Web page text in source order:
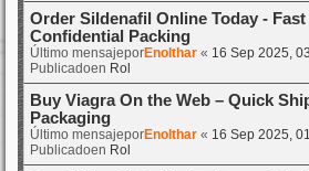
Order Sildenafil Online Today - Fast
Confidential Packing
Último mensajeporEnolthar « 16 Sep 2025,
Publicadoen Rol
Buy Viagra On the Web – Quick
Packaging
Último mensajeporEnolthar « 16 Sep 2025,
Publicadoen Rol